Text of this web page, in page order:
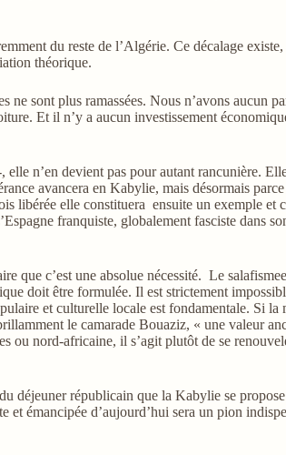
du reste de l’Algérie. Ce décalage
théorique.
sont plus ramassées. Nous n’avons aucun
Et il n’y a aucun investissement
n’en devient pas pour autant rancunière.
avancera en Kabylie, mais désormais
libérée elle constituera ensuite un exemple et
franquiste, globalement fasciste dans
que c’est une absolue nécessité. Le
doit être formulée. Il est strictement
et culturelle locale est fondamentale. Si
le camarade Bouaziz, « une valeur
ou nord-africaine, il s’agit plutôt de se
déjeuner républicain que la Kabylie se
émancipée d’aujourd’hui sera un pion